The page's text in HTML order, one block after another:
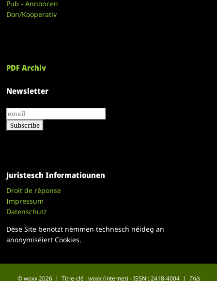
Pub - Annoncen
Don/Kooperativ
PDF Archiv
Newsletter
Juristesch Informatiounen
Droit de réponse
Impressum
Datenschutz
Dëse Site benotzt nëmmen technesch néideg an
anonymiséiert Cookies.
© woxx 2026 | Titre-clé : woxx (internet) - ISSN : 2418-4004 | This